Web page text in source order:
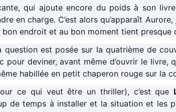
qui ajoute encore du poids à son
en charge. C’est alors qu’apparaît Aurore,
endroit et au bon moment tient presque
question est posée sur la quatrième de
deviner, avant même d’ouvrir le livre,
habillée en petit chaperon rouge sur la
ce qui veut être un thriller), c’est que
de temps à installer et la situation et les